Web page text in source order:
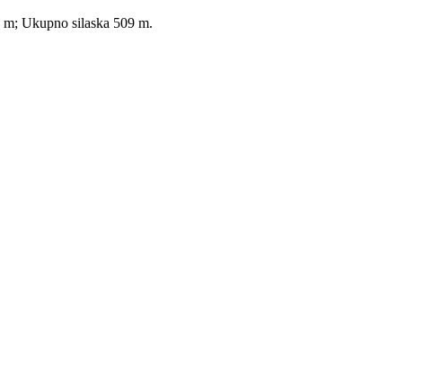
Ukupno silaska 509 m.